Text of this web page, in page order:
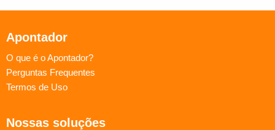
Apontador
O que é o Apontador?
Perguntas Frequentes
Termos de Uso
Nossas soluções